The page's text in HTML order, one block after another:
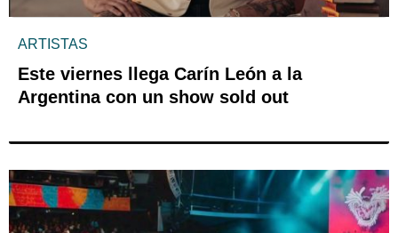
ARTISTAS
Este viernes llega Carín León a la
Argentina con un show sold out